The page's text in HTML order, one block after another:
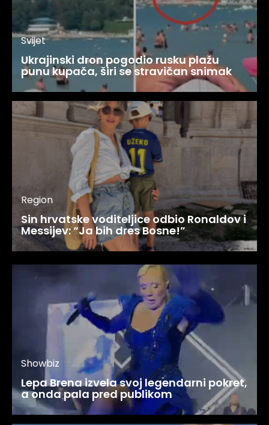
Svijet
Ukrajinski dron pogodio rusku plažu
punu kupača, širi se stravičan snimak
Region
Sin hrvatske voditeljice odbio Ronaldov i
Messijev: “Ja bih dres Bosne!”
Showbiz
Lepa Brena izvela svoj legendarni pokret,
a onda pala pred publikom